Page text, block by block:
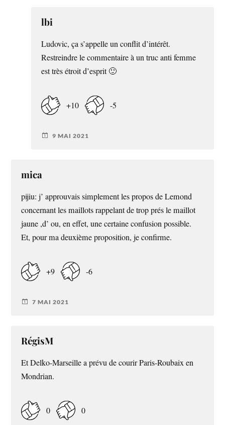
lbi
Ludovic, ça s’appelle un conflit d’intérêt.
Restreindre le commentaire à un truc anti femme
est très étroit d’esprit 🙂
+10 -5
9 MAI 2021
mica
pijiu: j’ approuvais simplement les propos de Lemond
concernant les maillots rappelant de trop prés le maillot
jaune ,d’ ou, en effet, une certaine confusion possible.
Et, pour ma deuxième proposition, je confirme.
+9 -6
7 MAI 2021
RégisM
Et Delko-Marseille a prévu de courir Paris-Roubaix en
Mondrian.
0 0